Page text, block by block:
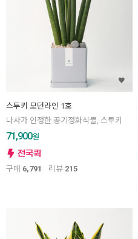
스투키 모던라인 1호
나사가 인정한 공기정화식물, 스투키
71,900원
구매 6,791 리뷰 215